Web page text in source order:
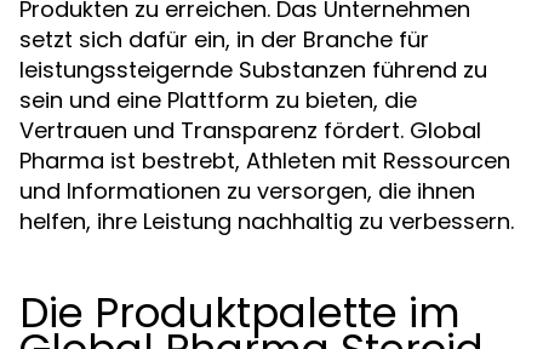
Produkten zu erreichen. Das Unternehmen
setzt sich dafür ein, in der Branche für
leistungssteigernde Substanzen führend zu
sein und eine Plattform zu bieten, die
Vertrauen und Transparenz fördert. Global
Pharma ist bestrebt, Athleten mit Ressourcen
und Informationen zu versorgen, die ihnen
helfen, ihre Leistung nachhaltig zu verbessern.
Die Produktpalette im